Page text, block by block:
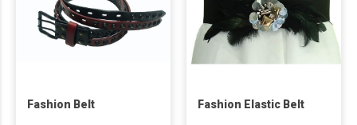
Fashion Belt Fashion Elastic Belt